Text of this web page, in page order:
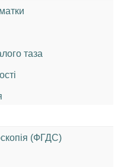
таза
(ФГДС)